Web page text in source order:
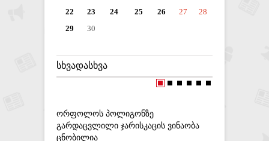
22
23 24 25 26 27
28
29
30
ᲡᲮᲕᲐᲓᲐᲡᲮᲕᲐ
ᲝᲠᲤᲝᲚᲝᲡ ᲞᲝᲚᲘᲒᲝᲜᲖᲔ
ᲒᲐᲠᲓᲐᲪᲕᲚᲘᲚᲘ ᲯᲐᲠᲘᲡᲙᲐᲪᲘᲡ ᲕᲘᲜᲐᲝᲑᲐ
ᲪᲜᲝᲑᲘᲚᲘᲐ